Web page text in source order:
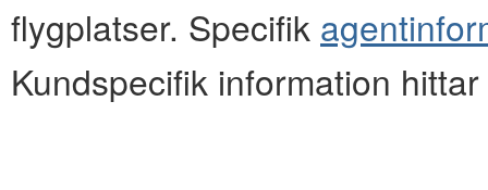
flygplatser. Specifik
Kundspecifik information